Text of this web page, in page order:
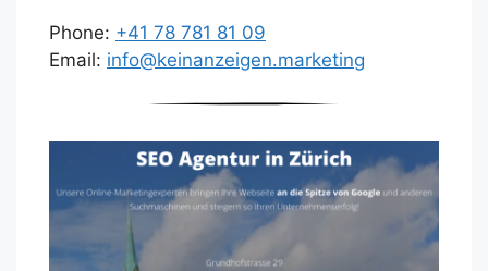
Phone: +41 78 781 81 09
Email: info@keinanzeigen.marketing